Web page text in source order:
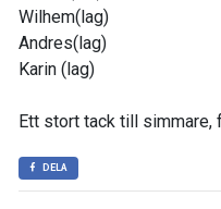
Wilhem(lag)
Andres(lag)
Karin (lag)
Ett stort tack till simmare,
DELA